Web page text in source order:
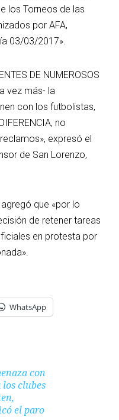
los Torneos de las
por AFA,
03/03/2017».
DE NUMEROSOS
vez más- la
con los futbolistas,
no
expresó el
de San Lorenzo,
que «por lo
de retener tareas
en protesta por
WhatsApp
con
clubes
el paro